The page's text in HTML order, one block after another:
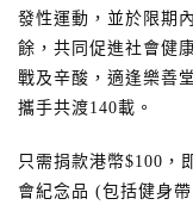
發性運動，並於限期
餘，共同促進社會健
戰及辛酸，適逢樂善
攜手共渡140載。
只需捐款港幣$100，
會紀念品 (包括健身